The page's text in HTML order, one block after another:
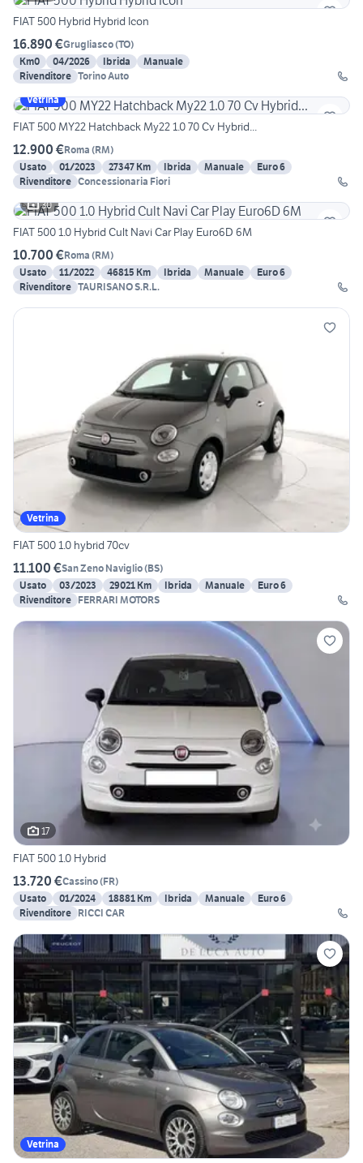
FIAT 500 Hybrid Hybrid Icon
16.890 €Grugliasco(TO)
Km0
04/2026 Ibrida
Manuale
Rivenditore Torino Auto
Vetrina
FIAT 500 MY22 Hatchback My22 1.0 70 Cv Hybrid...
12.900 €Roma (RM)
Usato
01/2023 27347 Km Ibrida Manuale
Euro 6
Rivenditore Concessionaria Fiori
30
FIAT 500 1.0 Hybrid Cult Navi Car Play Euro6D 6M
10.700 €Roma (RM)
Usato
11/2022 46815 Km Ibrida Manuale
Euro 6
Rivenditore TAURISANO S.R.L.
Vetrina
FIAT 500 1.0 hybrid 70cv
11.100 €San Zeno Naviglio(BS)
Usato
03/2023 29021 Km Ibrida Manuale
Euro 6
Rivenditore FERRARI MOTORS
17
FIAT 500 1.0 Hybrid
13.720 €Cassino(FR)
Usato
01/2024 18881 Km Ibrida Manuale
Euro 6
Rivenditore RICCI CAR
Vetrina